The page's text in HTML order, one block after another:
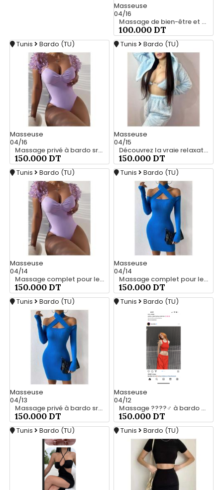
Masseuse
04/16
Massage de bien-être et confort 25 926 213
100.000 DT
Tunis Bardo (TU)
Masseuse
04/16
Massage privé à bardo srd 55066248
150.000 DT
Tunis Bardo (TU)
Masseuse
04/15
Découvrez la vraie relaxation pour les hommes srd à bardo 55066248
150.000 DT
Tunis Bardo (TU)
Masseuse
04/14
Massage complet pour les hommes srd à bardo
150.000 DT
Tunis Bardo (TU)
Masseuse
04/14
Massage complet pour les hommes srd à bardo 56066248
150.000 DT
Tunis Bardo (TU)
Masseuse
04/13
Massage privé à bardo srd 55066248
150.000 DT
Tunis Bardo (TU)
Masseuse
04/12
Massage ????‍♂️ à bardo srd 20466285
150.000 DT
Tunis Bardo (TU) Tunis Bardo (TU)